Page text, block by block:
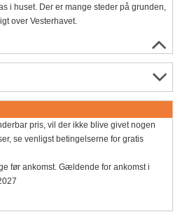
i huset. Der er mange steder på grunden,
over Vesterhavet.
pris, vil der ikke blive givet nogen
se venligst betingelserne for gratis
før ankomst. Gældende for ankomst i